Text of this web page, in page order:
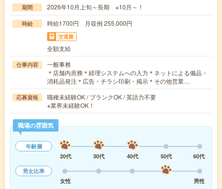
期間 2026年10月上旬～長期 ※10月～！
時給 時給1700円 月収例 255,000円
交通費
全額支給
仕事内容
一般事務
＊店舗内庶務＊経理システムへの入力＊ネットによる備品・
消耗品発注＊広告・チラシ印刷・掲示＊その他営業…
応募資格
職種未経験OK / ブランクOK / 英語力不要
※業界未経験OK！
職場の雰囲気
年齢層
20代
30代 40代 50代
60代
男女比率
女性
男性